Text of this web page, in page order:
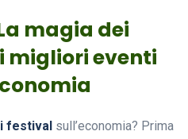
magia dei
migliori eventi
festival sull’economia? Prima